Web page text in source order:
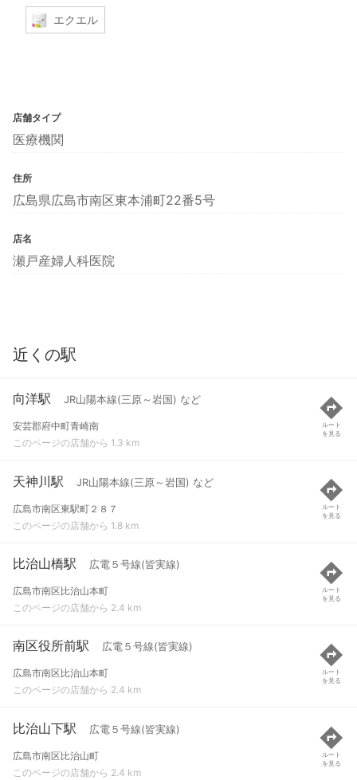
エクエル
店舗タイプ
医療機関
住所
広島県広島市南区東本浦町22番5号
店名
瀬戸産婦人科医院
近くの駅
向洋駅 JR山陽本線(三原～岩国) など
安芸郡府中町青崎南
このページの店舗から 1.3 km
ルート
を見る
天神川駅 JR山陽本線(三原～岩国) など
広島市南区東駅町２８７
このページの店舗から 1.8 km
ルート
を見る
比治山橋駅 広電５号線(皆実線)
広島市南区比治山本町
このページの店舗から 2.4 km
ルート
を見る
南区役所前駅 広電５号線(皆実線)
広島市南区比治山本町
このページの店舗から 2.4 km
ルート
を見る
比治山下駅 広電５号線(皆実線)
広島市南区比治山町
このページの店舗から 2.4 km
ルート
を見る